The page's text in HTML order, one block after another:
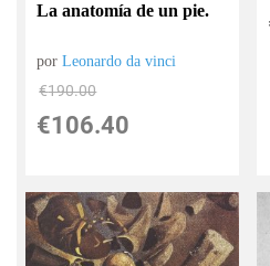
La anatomía de un pie.
porLeonardo da vinci
€190.00
€106.40